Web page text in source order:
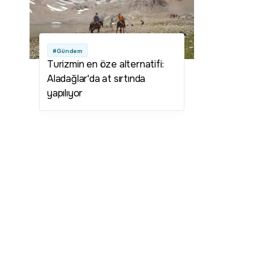
#Gündem
Turizmin en öze alternatifi:
Aladağlar'da at sırtında
yapılıyor